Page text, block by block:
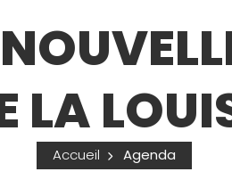
LA
Accueil Agenda